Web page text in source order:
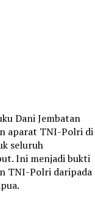
Dani Jembatan
aparat TNI-Polri di
seluruh
Ini menjadi bukti
TNI-Polri daripada